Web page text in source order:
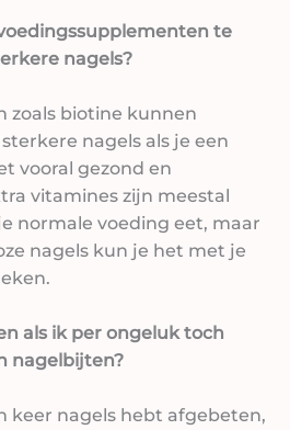
te
nagels?
zoals biotine kunnen
nagels als je een
vooral gezond en
vitamines zijn meestal
normale voeding eet, maar
nagels kun je het met je
als ik per ongeluk toch
nagelbijten?
keer nagels hebt afgebeten,